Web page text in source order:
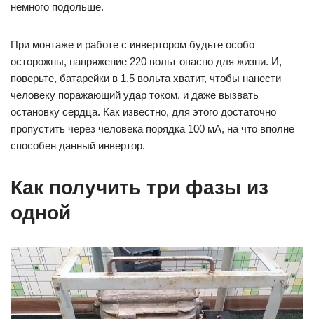
немного подольше.
При монтаже и работе с инвертором будьте особо
осторожны, напряжение 220 вольт опасно для жизни. И,
поверьте, батарейки в 1,5 вольта хватит, чтобы нанести
человеку поражающий удар током, и даже вызвать
остановку сердца. Как известно, для этого достаточно
пропустить через человека порядка 100 мА, на что вполне
способен данный инвертор.
Как получить три фазы из
одной